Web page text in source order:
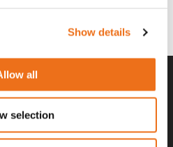
Show details
all
selection
(ex. moms)